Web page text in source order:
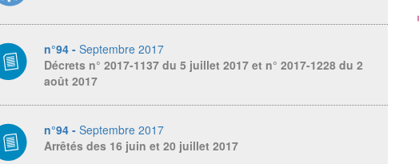
n°94 - Septembre 2017
Décrets n° 2017-1137 du 5 juillet 2017 et n° 2017-1228 du 2
août 2017
n°94 - Septembre 2017
Arrêtés des 16 juin et 20 juillet 2017